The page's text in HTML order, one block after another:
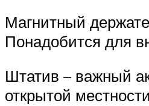
Магнитный
Понадобится для
Штатив – важный
открытой